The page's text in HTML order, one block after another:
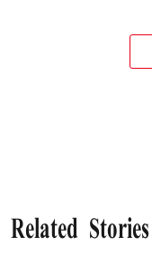
Related Stories